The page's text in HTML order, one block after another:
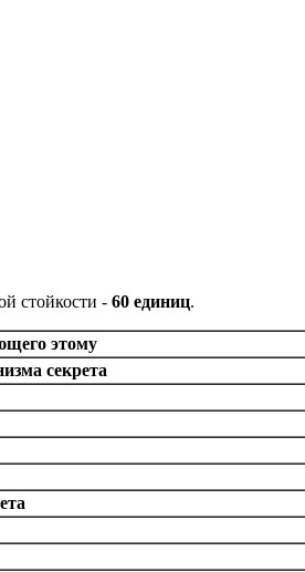
стойкости - 60 единиц.
этому
секрета